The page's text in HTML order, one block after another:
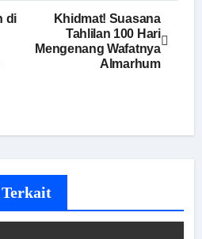
di
Khidmat! Suasana
Tahlilan 100 Hari
Mengenang Wafatnya
Almarhum